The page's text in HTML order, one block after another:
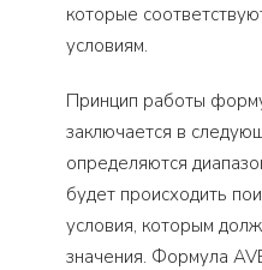
которые
условиям.
Принцип работы
заключается в
определяются
будет происходить
условия, которым
значения. Формула